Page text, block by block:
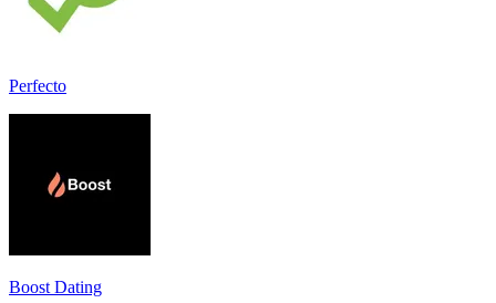
Perfecto
Boost Dating